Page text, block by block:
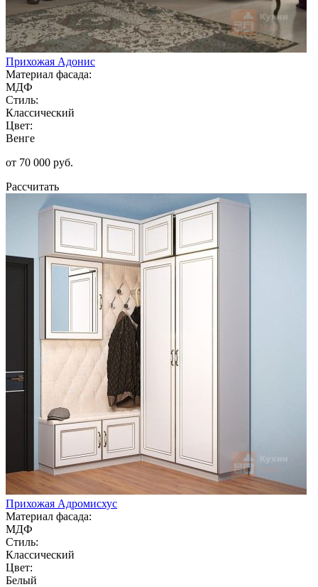
Прихожая Адонис
Материал фасада:
МДФ
Стиль:
Классический
Цвет:
Венге
от 70 000 руб.
Рассчитать
Прихожая Адромисхус
Материал фасада:
МДФ
Стиль:
Классический
Цвет:
Белый